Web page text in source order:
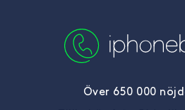
Över 650 000